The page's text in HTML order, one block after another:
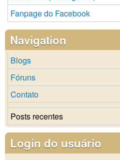
Fanpage do Facebook
Navigation
Blogs
Fóruns
Contato
Posts recentes
Login do usuário